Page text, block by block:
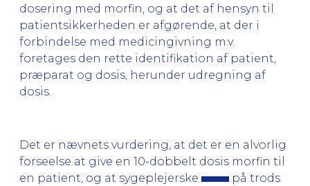
dosering med morfin, og at det af hensyn til
patientsikkerheden er afgørende, at der i
forbindelse med medicingivning m.v.
foretages den rette identifikation af patient,
præparat og dosis, herunder udregning af
dosis.
Det er nævnets vurdering, at det er en alvorlig
forseelse at give en 10-dobbelt dosis morfin til
en patient, og at sygeplejerske
på trods